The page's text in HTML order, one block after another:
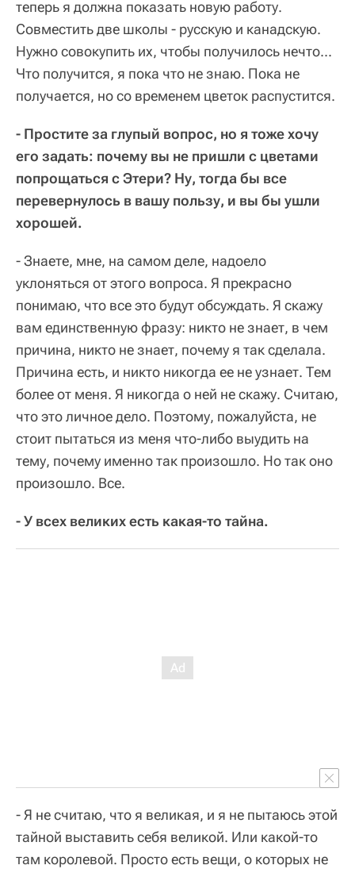
теперь я должна показать новую работу.
Совместить две школы - русскую и канадскую.
Нужно совокупить их, чтобы получилось нечто...
Что получится, я пока что не знаю. Пока не
получается, но со временем цветок распустится.
- Простите за глупый вопрос, но я тоже хочу
его задать: почему вы не пришли с цветами
попрощаться с Этери? Ну, тогда бы все
перевернулось в вашу пользу, и вы бы ушли
хорошей.
- Знаете, мне, на самом деле, надоело
уклоняться от этого вопроса. Я прекрасно
понимаю, что все это будут обсуждать. Я скажу
вам единственную фразу: никто не знает, в чем
причина, никто не знает, почему я так сделала.
Причина есть, и никто никогда ее не узнает. Тем
более от меня. Я никогда о ней не скажу. Считаю,
что это личное дело. Поэтому, пожалуйста, не
стоит пытаться из меня что-либо выудить на
тему, почему именно так произошло. Но так оно
произошло. Все.
- У всех великих есть какая-то тайна.
- Я не считаю, что я великая, и я не пытаюсь этой
тайной выставить себя великой. Или какой-то
там королевой. Просто есть вещи, о которых не